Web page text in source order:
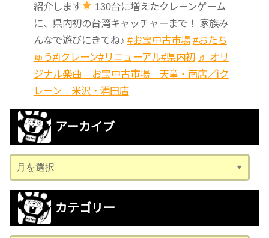
紹介します
130台に増えたクレーンゲーム
に、県内初の台湾キャッチャーまで！ 家族み
んなで遊びにきてね♪ #お宝中古市場 #おたち
ゅう#iクレーン#リニューアル#県内初 ♬ オリ
ジナル楽曲 – お宝中古市場 天童・南店／iク
レーン 米沢・酒田店
アーカイブ
ー
カ
ブ
カテゴリー